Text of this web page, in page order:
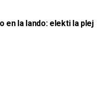
en la lando: elekti la plej